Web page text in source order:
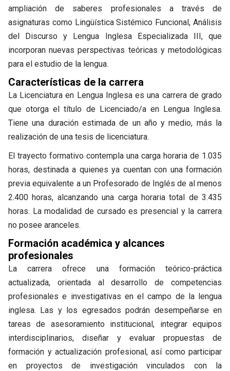
ampliación de saberes profesionales a través de
asignaturas como Lingüística Sistémico Funcional, Análisis
del Discurso y Lengua Inglesa Especializada III, que
incorporan nuevas perspectivas teóricas y metodológicas
para el estudio de la lengua.
Características de la carrera
La Licenciatura en Lengua Inglesa es una carrera de grado
que otorga el título de Licenciado/a en Lengua Inglesa.
Tiene una duración estimada de un año y medio, más la
realización de una tesis de licenciatura.
El trayecto formativo contempla una carga horaria de 1.035
horas, destinada a quienes ya cuentan con una formación
previa equivalente a un Profesorado de Inglés de al menos
2.400 horas, alcanzando una carga horaria total de 3.435
horas. La modalidad de cursado es presencial y la carrera
no posee aranceles.
Formación académica y alcances
profesionales
La carrera ofrece una formación teórico-práctica
actualizada, orientada al desarrollo de competencias
profesionales e investigativas en el campo de la lengua
inglesa. Las y los egresados podrán desempeñarse en
tareas de asesoramiento institucional, integrar equipos
interdisciplinarios, diseñar y evaluar propuestas de
formación y actualización profesional, así como participar
en proyectos de investigación vinculados con la